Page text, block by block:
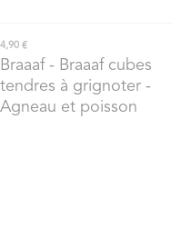
4,90 €
Braaaf- Braaaf cubes
tendres à grignoter -
Agneau et poisson